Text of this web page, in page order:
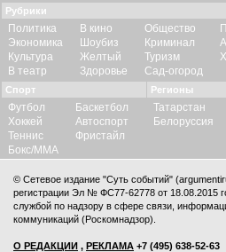
Рубрики
Политика
Экономика
Культура
В театр
В кино
Шоубиз
Желтый
Здоровье
Общество
Криминал
Туризм
Сад-огород
Спорт
Футбол
Хоккей
Теннис
Бокс/ММА
Баскетбол
Автоспорт
Фристайл
Регионы
Татарстан
Белоруссия
© Сетевое издание "Суть событий"
регистрации Эл № ФС77-62778 от 18.08.2015
службой по надзору в сфере связи,
коммуникаций (Роскомнадзор).
О РЕДАКЦИИ , РЕКЛАМА +7 (495) 638-52-63